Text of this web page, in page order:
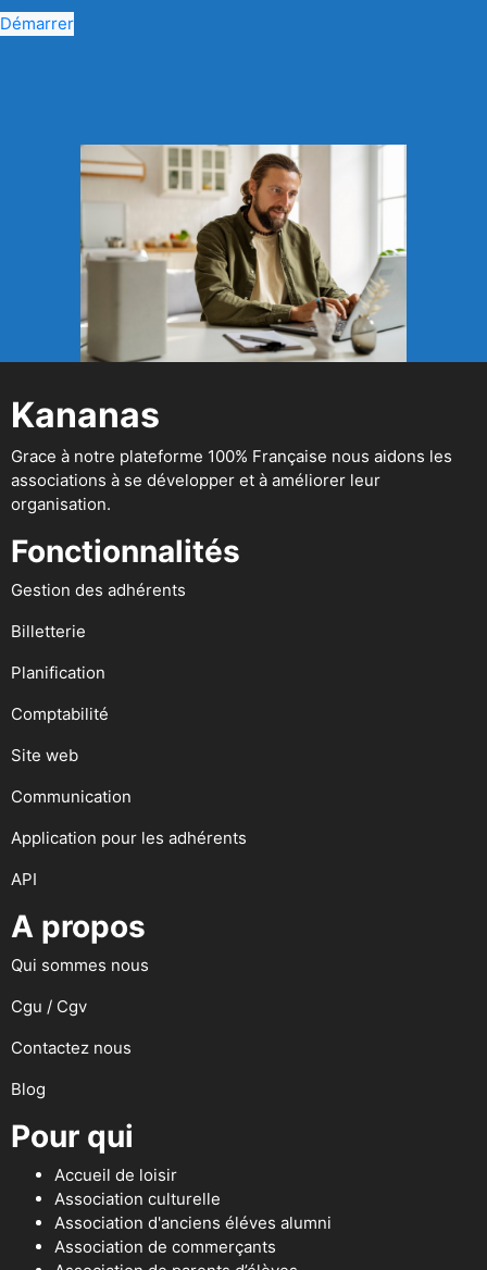
Démarrer
Kananas
Grace à notre plateforme 100% Française nous aidons les
associations à se développer et à améliorer leur
organisation.
Fonctionnalités
Gestion des adhérents
Billetterie
Planification
Comptabilité
Site web
Communication
Application pour les adhérents
API
A propos
Qui sommes nous
Cgu / Cgv
Contactez nous
Blog
Pour qui
Accueil de loisir
Association culturelle
Association d'anciens éléves alumni
Association de commerçants